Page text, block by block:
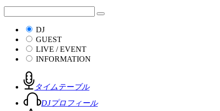
DJ
GUEST
LIVE / EVENT
INFORMATION
タイムテーブル
DJプロフィール